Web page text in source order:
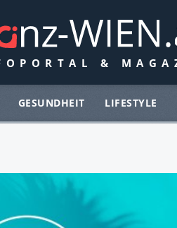
GESUNDHEIT LIFESTYLE